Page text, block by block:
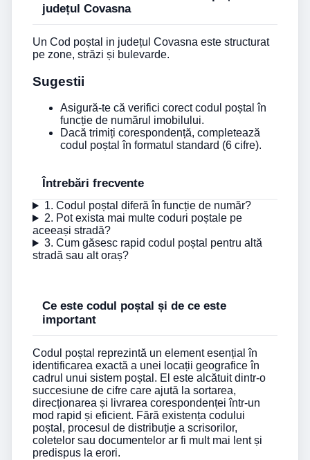
județul Covasna
Un Cod poștal in județul Covasna este structurat
pe zone, străzi și bulevarde.
Sugestii
Asigură-te că verifici corect codul poștal în
funcție de numărul imobilului.
Dacă trimiți corespondență, completează
codul poștal în formatul standard (6 cifre).
Întrebări frecvente
1. Codul poștal diferă în funcție de număr?
2. Pot exista mai multe coduri poștale pe
aceeași stradă?
3. Cum găsesc rapid codul poștal pentru altă
stradă sau alt oraș?
Ce este codul poștal și de ce este
important
Codul poștal reprezintă un element esențial în
identificarea exactă a unei locații geografice în
cadrul unui sistem poștal. El este alcătuit dintr-o
succesiune de cifre care ajută la sortarea,
direcționarea și livrarea corespondenței într-un
mod rapid și eficient. Fără existența codului
poștal, procesul de distribuție a scrisorilor,
coletelor sau documentelor ar fi mult mai lent și
predispus la erori.